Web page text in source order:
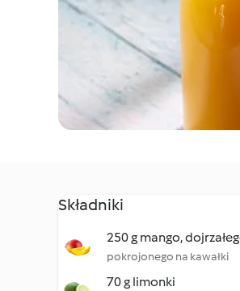
Składniki
250 g mango,
pokrojonego na kawałki
70 g limonki